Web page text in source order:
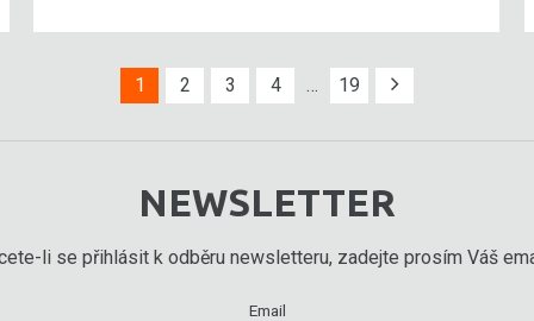
1 2 3 4 … 19
NEWSLETTER
li se přihlásit k odběru newsletteru, zadejte prosím Váš
Email